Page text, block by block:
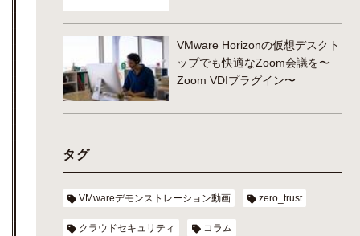
VMware Horizonの仮想デスクト
ップでも快適なZoom会議を〜
Zoom VDIプラグイン〜
タグ
VMwareデモンストレーション動画 zero_trust
クラウドセキュリティ コラム